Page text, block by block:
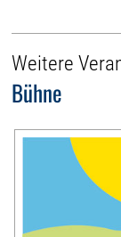
Weitere
Bühne